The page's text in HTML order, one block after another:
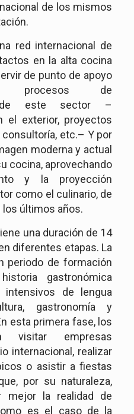
de los mismos
red internacional de
en la alta cocina
de punto de apoyo
procesos de
de este sector –
el exterior, proyectos
etc.– Y por
moderna y actual
cocina, aprovechando
y la proyección
como el culinario, de
últimos años.
una duración de 14
diferentes etapas. La
periodo de formación
gastronómica
intensivos de lengua
gastronomía y
esta primera fase, los
visitar empresas
internacional, realizar
o asistir a fiestas
por su naturaleza,
mejor la realidad de
es el caso de la